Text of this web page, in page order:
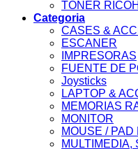
TONER RICOH
Categoria
CASES &
ESCANER
IMPRESORAS
FUENTE DE
Joysticks
LAPTOP &
MEMORIAS
MONITOR
MOUSE / PAD
MULTIMEDIA,